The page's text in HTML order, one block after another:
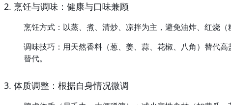
2. 烹饪与调味：健康与口味兼顾
烹饪方式：以蒸、煮、清炒、凉拌为主，避免油炸、红烧
调味技巧：用天然香料（葱、姜、蒜、花椒、八角）替代
替代。
3. 体质调整：根据自身情况微调